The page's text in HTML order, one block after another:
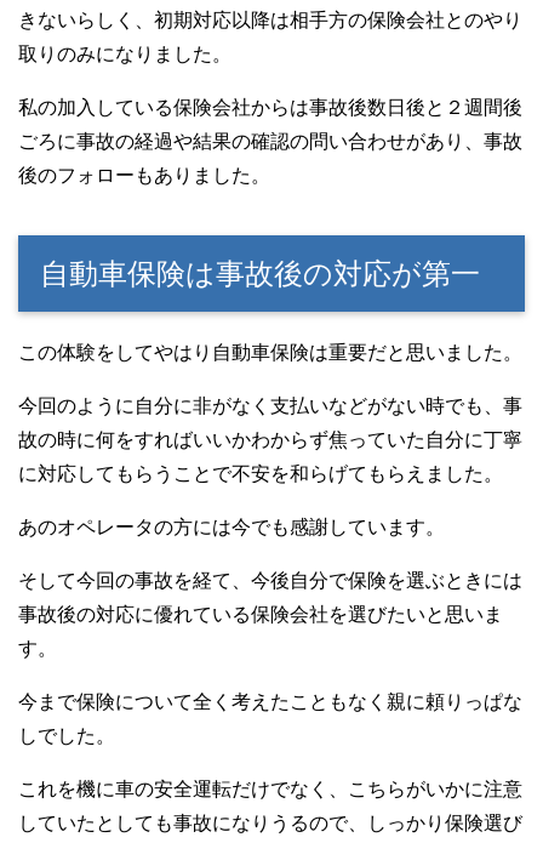
きないらしく、初期対応以降は相手方の保険会社とのやり
取りのみになりました。
私の加入している保険会社からは事故後数日後と２週間後
ごろに事故の経過や結果の確認の問い合わせがあり、事故
後のフォローもありました。
自動車保険は事故後の対応が第一
この体験をしてやはり自動車保険は重要だと思いました。
今回のように自分に非がなく支払いなどがない時でも、事
故の時に何をすればいいかわからず焦っていた自分に丁寧
に対応してもらうことで不安を和らげてもらえました。
あのオペレータの方には今でも感謝しています。
そして今回の事故を経て、今後自分で保険を選ぶときには
事故後の対応に優れている保険会社を選びたいと思いま
す。
今まで保険について全く考えたこともなく親に頼りっぱな
しでした。
これを機に車の安全運転だけでなく、こちらがいかに注意
していたとしても事故になりうるので、しっかり保険選び